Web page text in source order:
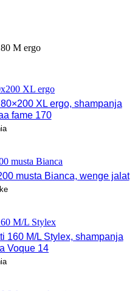
XL ergo, shampanja
fame 170
musta Bianca, wenge jalat
160 M/L Stylex, shampanja
Voque 14